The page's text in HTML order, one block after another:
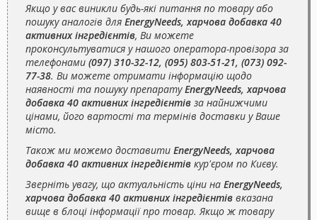
Якщо у вас виникли будь-які питання по товару або
пошуку аналогів для EnergyNeeds, харчова добавка 40
активних інгредієнтів, Ви можете
проконсультуватися у нашого оператора-провізора за
телефонами (097) 310-32-12, (095) 803-51-21, (073) 092-
77-38. Ви можете отримати інформацію щодо
наявності та пошуку препаратуEnergyNeeds, харчова
добавка 40 активних інгредієнтів за найнижчими
цінами, його вартості та термінів доставки у Ваше
місто.
Також ми можемо доставити EnergyNeeds, харчова
добавка 40 активних інгредієнтів кур'єром по Києву.
Зверніть увагу, що актуальність ціни на EnergyNeeds,
харчова добавка 40 активних інгредієнтів вказана
вище в блоці інформації про товар. Якщо ж товару